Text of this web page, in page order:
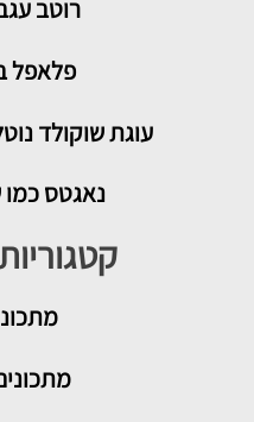
רוטב
פלאפל
עוגת שוקולד
נאגטס